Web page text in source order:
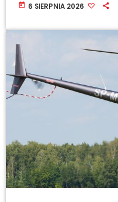
today 6 SIERPNIA 2026